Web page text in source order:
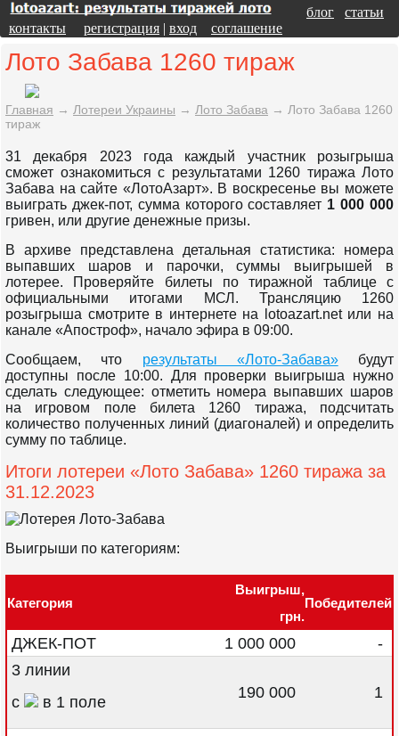
блог
статьи
контакты
регистрация | вход соглашение
Лото Забава 1260 тираж
Главная → Лотереи Украины → Лото Забава → Лото Забава 1260
тираж
31 декабря 2023 года каждый участник розыгрыша
сможет ознакомиться с результатами 1260 тиража Лото
Забава на сайте «ЛотоАзарт». В воскресенье вы можете
выиграть джек-пот, сумма которого составляет 1 000 000
гривен, или другие денежные призы.
В архиве представлена детальная статистика: номера
выпавших шаров и парочки, суммы выигрышей в
лотерее. Проверяйте билеты по тиражной таблице с
официальными итогами МСЛ. Трансляцию 1260
розыгрыша смотрите в интернете на lotoazart.net или на
канале «Апостроф», начало эфира в 09:00.
Сообщаем, что результаты «Лото-Забава»будут
доступны после 10:00. Для проверки выигрыша нужно
сделать следующее: отметить номера выпавших шаров
на игровом поле билета 1260 тиража, подсчитать
количество полученных линий (диагоналей) и определить
сумму по таблице.
Итоги лотереи «Лото Забава» 1260 тиража за
31.12.2023
Выигрыши по категориям:
Категория
Выигрыш,
грн.
Победителей
ДЖЕК-ПОТ 1 000 000
-
3 линии
с
в 1 поле
190 000 1